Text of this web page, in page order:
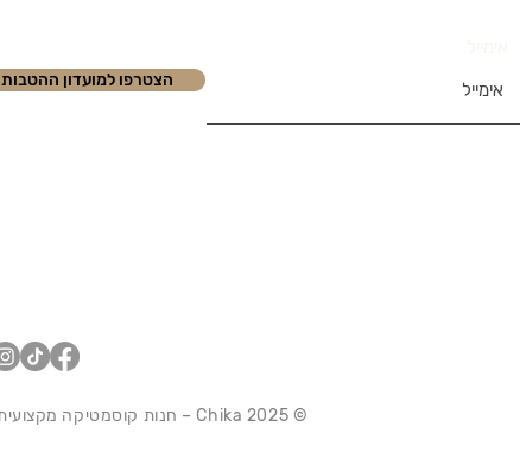
הצטרפו למועדון ההטבות
© 2025 Chika – חנות קוסמטיקה מקצועית